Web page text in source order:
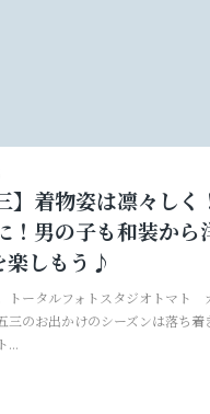
】着物姿は凛々し
！男の子も和装から
楽しもう♪
トータルフォトスタジオトマト
三のお出かけのシーズンは落ち
...